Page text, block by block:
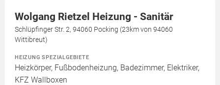
Wolgang Rietzel Heizung - Sanitär
Schlüpfinger Str. 2, 94060 Pocking (23km von 94060
Wittibreut)
HEIZUNG SPEZIALGEBIETE
Heizkörper, Fußbodenheizung, Badezimmer, Elektriker,
KFZ Wallboxen